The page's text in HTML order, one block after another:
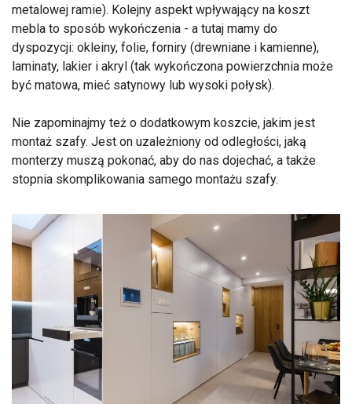
metalowej ramie). Kolejny aspekt wpływający na koszt
mebla to sposób wykończenia - a tutaj mamy do
dyspozycji: okleiny, folie, forniry (drewniane i kamienne),
laminaty, lakier i akryl (tak wykończona powierzchnia może
być matowa, mieć satynowy lub wysoki połysk).
Nie zapominajmy też o dodatkowym koszcie, jakim jest
montaż szafy. Jest on uzależniony od odległości, jaką
monterzy muszą pokonać, aby do nas dojechać, a także
stopnia skomplikowania samego montażu szafy.